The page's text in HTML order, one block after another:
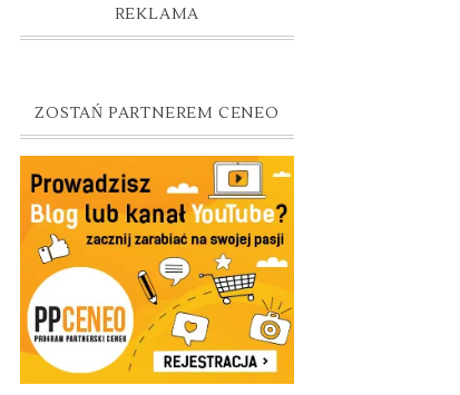
REKLAMA
ZOSTAŃ PARTNEREM CENEO